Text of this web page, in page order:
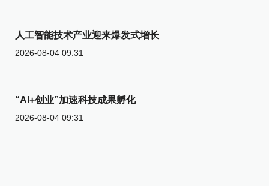
人工智能技术产业迎来爆发式增长
2026-08-04 09:31
“AI+创业”加速科技成果孵化
2026-08-04 09:31